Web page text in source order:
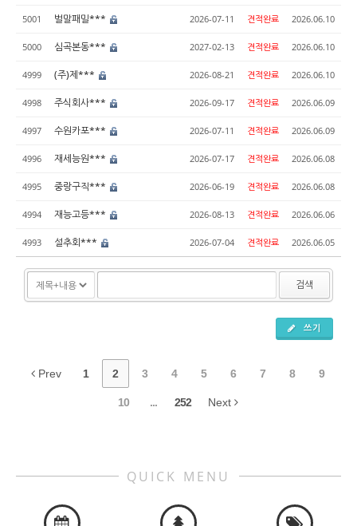
5001 벌말패밀*** 2026-07-11 견적완료 2026.06.10
5000 심곡본동*** 2027-02-13 견적완료 2026.06.10
4999 (주)제*** 2026-08-21 견적완료 2026.06.10
4998 주식회사*** 2026-09-17 견적완료 2026.06.09
4997 수원카포*** 2026-07-11 견적완료 2026.06.09
4996 재세능원*** 2026-07-17 견적완료 2026.06.08
4995 중랑구직*** 2026-06-19 견적완료 2026.06.08
4994 재능고등*** 2026-08-13 견적완료 2026.06.06
4993 설추회*** 2026-07-04 견적완료 2026.06.05
검색
쓰기
Prev 1 2 3 4 5 6 7 8 9
10 ... 252 Next
QUICK MENU